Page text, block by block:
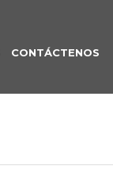
CONTÁCTENOS